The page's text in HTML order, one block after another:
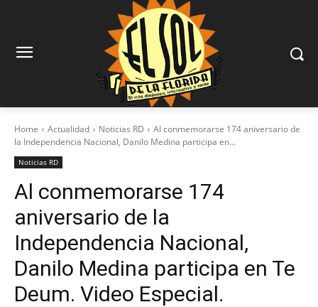
Home Actualidad Noticias RD
Al conmemorarse 174 aniversario de
la Independencia Nacional, Danilo Medina participa en...
Noticias RD
Al conmemorarse 174
aniversario de la
Independencia Nacional,
Danilo Medina participa en Te
Deum. Video Especial.